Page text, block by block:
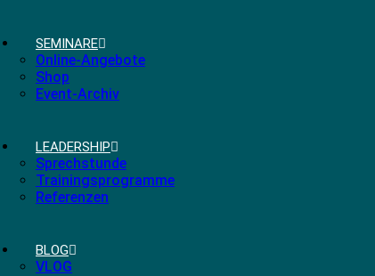
SEMINARE
Online-Angebote
Shop
Event-Archiv
LEADERSHIP
Sprechstunde
Trainingsprogramme
Referenzen
BLOG
VLOG